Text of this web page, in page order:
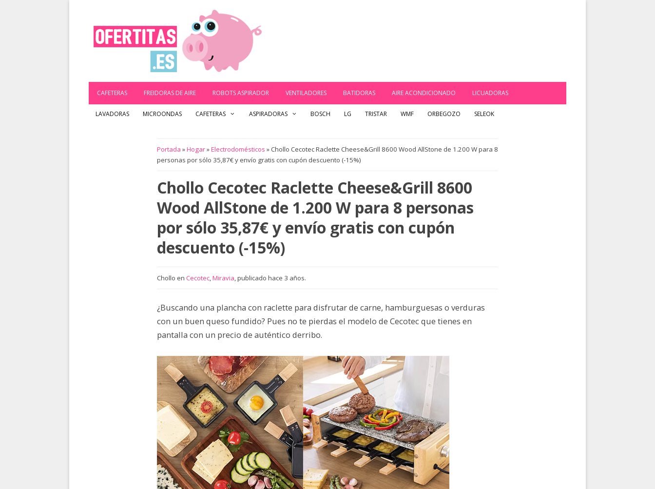
CAFETERAS FREIDORAS DE AIRE ROBOTS ASPIRADOR VENTILADORES BATIDORAS AIRE ACONDICIONADO LICUADORAS
LAVADORAS MICROONDAS CAFETERAS ASPIRADORAS BOSCH LG TRISTAR WMF ORBEGOZO SELEOK
Portada »Hogar»Electrodomésticos » Chollo Cecotec Raclette Cheese&Grill 8600 Wood AllStone de 1.200 W para 8
personas por sólo 35,87€ y envío gratis con cupón descuento (-15%)
Chollo Cecotec Raclette Cheese&Grill 8600
Wood AllStone de 1.200 W para 8 personas
por sólo 35,87€ y envío gratis con cupón
descuento (-15%)
Chollo en Cecotec,Miravia, publicado hace 3 años.
¿Buscando una plancha con raclette para disfrutar de carne, hamburguesas o verduras
con un buen queso fundido? Pues no te pierdas el modelo de Cecotec que tienes en
pantalla con un precio de auténtico derribo.